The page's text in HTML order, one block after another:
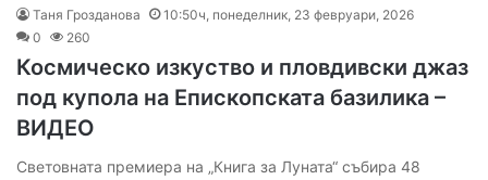
Таня Грозданова
10:50ч, понеделник, 23 февруари, 2026
0
260
Космическо изкуство и пловдивски джаз
под купола на Епископската базилика –
ВИДЕО
Световната премиера на „Книга за Луната“ събира 48